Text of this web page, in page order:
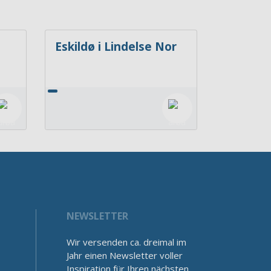
Eskildø i Lindelse Nor
NEWSLETTER
Wir versenden ca. dreimal im
Jahr einen Newsletter voller
Inspiration für Ihren nächsten